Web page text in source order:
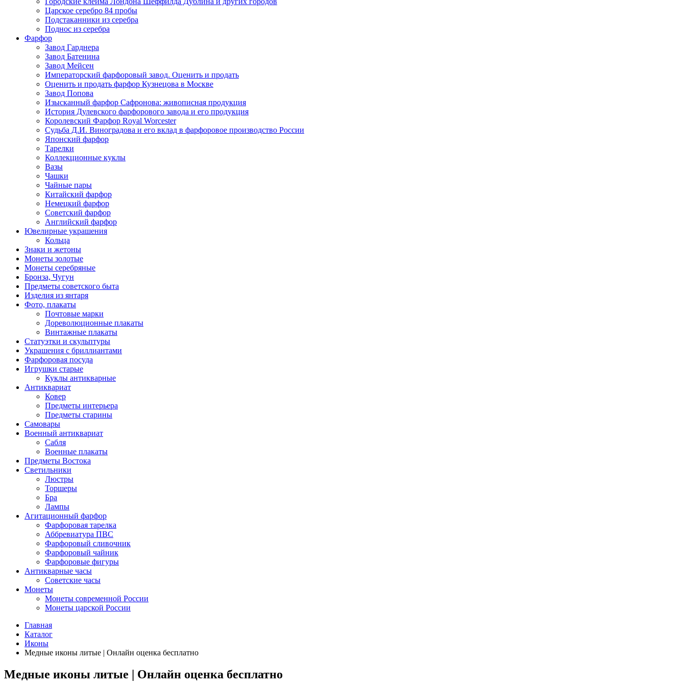
Царское серебро 84 пробы
Подстаканники из серебра
Поднос из серебра
Фарфор
Завод Гарднера
Завод Батенина
Завод Мейсен
Императорский фарфоровый завод. Оценить и продать
Оценить и продать фарфор Кузнецова в Москве
Завод Попова
Изысканный фарфор Сафронова: живописная продукция
История Дулевского фарфорового завода и его продукция
Королевский Фарфор Royal Worcester
Судьба Д.И. Виноградова и его вклад в фарфоровое производство России
Японский фарфор
Тарелки
Коллекционные куклы
Вазы
Чашки
Чайные пары
Китайский фарфор
Немецкий фарфор
Советский фарфор
Английский фарфор
Ювелирные украшения
Кольца
Знаки и жетоны
Монеты золотые
Монеты серебряные
Бронза, Чугун
Предметы советского быта
Изделия из янтаря
Фото, плакаты
Почтовые марки
Дореволюционные плакаты
Винтажные плакаты
Статуэтки и скульптуры
Украшения с бриллиантами
Фарфоровая посуда
Игрушки старые
Куклы антикварные
Антиквариат
Ковер
Предметы интерьера
Предметы старины
Самовары
Военный антиквариат
Сабля
Военные плакаты
Предметы Востока
Светильники
Люстры
Торшеры
Бра
Лампы
Агитационный фарфор
Фарфоровая тарелка
Аббревиатура ПВС
Фарфоровый сливочник
Фарфоровый чайник
Фарфоровые фигуры
Антикварные часы
Советские часы
Монеты
Монеты современной России
Монеты царской России
Главная
Каталог
Иконы
Медные иконы литые | Онлайн оценка бесплатно
Медные иконы литые | Онлайн оценка бесплатно